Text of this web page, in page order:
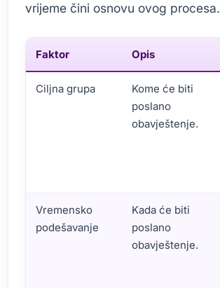
vrijeme čini osnovu ovog procesa.
Faktor Opis
Ciljna grupa
Kome će biti
poslano
obavještenje.
Vremensko
podešavanje
Kada će biti
poslano
obavještenje.